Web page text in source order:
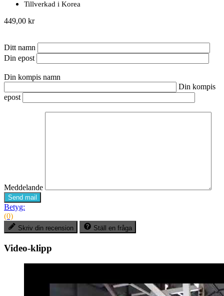
Tillverkad i Korea
449,00 kr
Ditt namn
Din epost
Din kompis namn
Din kompis
epost
Meddelande
Send mail
Betyg:
(0)
Skriv din recension Ställ en fråga
Video-klipp